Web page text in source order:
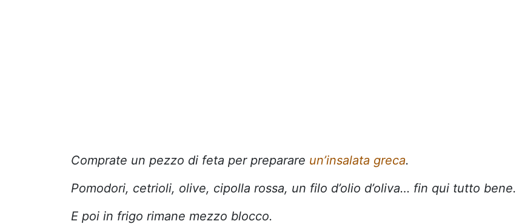
Comprate un pezzo di feta per preparare un’insalata greca.
Pomodori, cetrioli, olive, cipolla rossa, un filo d’olio d’oliva… fin qui tutto bene.
E poi in frigo rimane mezzo blocco.